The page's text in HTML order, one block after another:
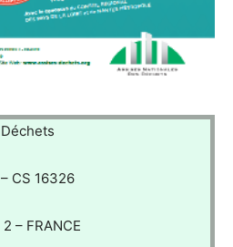
CS 16326
– FRANCE